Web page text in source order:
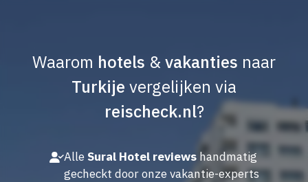
Waarom hotels & vakanties naar
Turkije vergelijken via
reischeck.nl?
Alle Sural Hotel reviewshandmatig
gecheckt door onze vakantie-experts